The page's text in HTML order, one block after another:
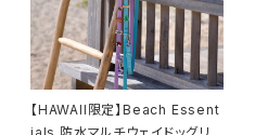
【HAWAII限定】Beach Essent